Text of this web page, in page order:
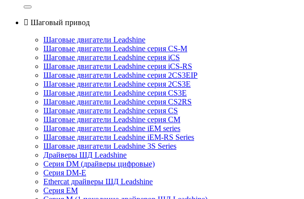
 Шаговый привод
Шаговые двигатели Leadshine
Шаговые двигатели Leadshine серия CS-M
Шаговые двигатели Leadshine серия iCS
Шаговые двигатели Leadshine серия iCS-RS
Шаговые двигатели Leadshine серия 2CS3EIP
Шаговые двигатели Leadshine серия 2CS3E
Шаговые двигатели Leadshine серия CS3E
Шаговые двигатели Leadshine серия CS2RS
Шаговые двигатели Leadshine серия CS
Шаговые двигатели Leadshine серия CM
Шаговые двигатели Leadshine iEM series
Шаговые двигатели Leadshine iEM-RS Series
Шаговые двигатели Leadshine 3S Series
Драйверы ШД Leadshine
Серия DM (драйверы цифровые)
Серия DM-E
Ethercat драйверы ШД Leadshine
Серия EM